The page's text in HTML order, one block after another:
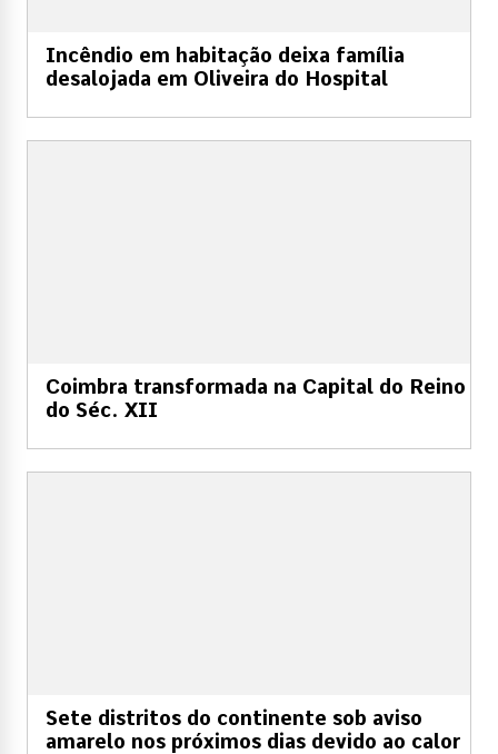
Incêndio em habitação deixa família
desalojada em Oliveira do Hospital
Coimbra transformada na Capital do Reino
do Séc. XII
Sete distritos do continente sob aviso
amarelo nos próximos dias devido ao calor